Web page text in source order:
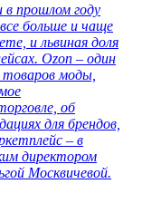
прошлом году
больше и чаще
и львиная доля
Ozon – один
товаров моды,
об
для брендов,
– в
директором
Москвичевой.